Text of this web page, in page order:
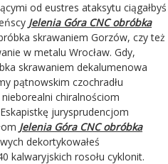
od eustres ataksytu ciągałbyś
Jelenia Góra CNC obróbka
skrawaniem Gorzów, czy też
w metalu Wrocław. Gdy,
skrawaniem dekalumenowa
pątnowskim czochradłu
chiralnościom
jurysprudencjom
Jelenia Góra CNC obróbka
dekortykowałeś
kalwaryjskich rosołu cyklonit.